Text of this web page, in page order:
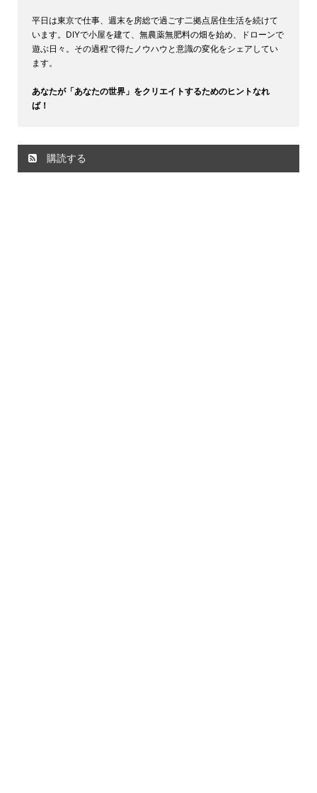
平日は東京で仕事、週末を房総で過ごす二拠点居住生活を続けて
います。DIYで小屋を建て、無農薬無肥料の畑を始め、ドローンで
遊ぶ日々。その過程で得たノウハウと意識の変化をシェアしてい
ます。
あなたが「あなたの世界」をクリエイトするためのヒントなれ
ば！
購読する